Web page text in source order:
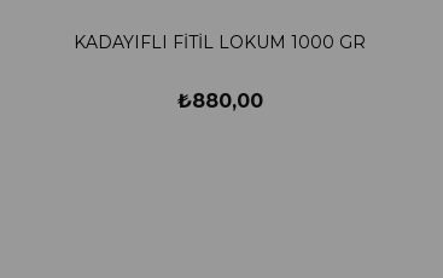
KADAYIFLI FİTİL LOKUM 1000 GR
₺880,00